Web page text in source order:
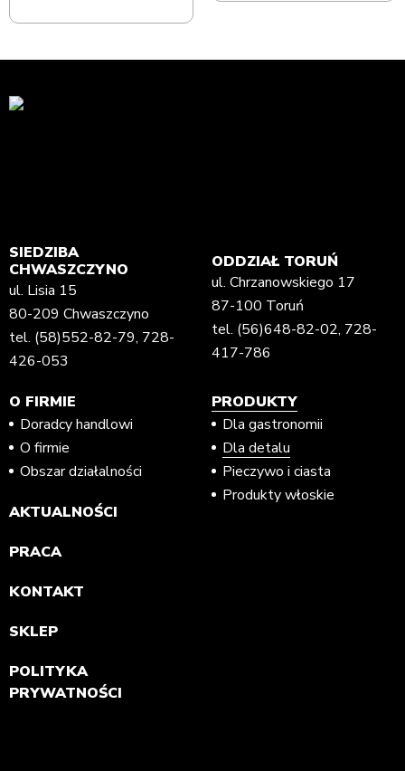
SIEDZIBA
CHWASZCZYNO
ul. Lisia 15
80-209 Chwaszczyno
tel. (58)552-82-79, 728-
426-053
ODDZIAŁ TORUŃ
ul. Chrzanowskiego 17
87-100 Toruń
tel. (56)648-82-02, 728-
417-786
O FIRMIE
Doradcy handlowi
O firmie
Obszar działalności
AKTUALNOŚCI
PRACA
KONTAKT
SKLEP
POLITYKA
PRYWATNOŚCI
PRODUKTY
Dla gastronomii
Dla detalu
Pieczywo i ciasta
Produkty włoskie